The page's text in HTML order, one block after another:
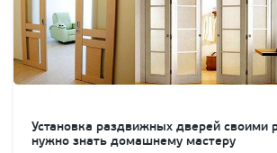
Установка раздвижных дверей своими
нужно знать домашнему мастеру